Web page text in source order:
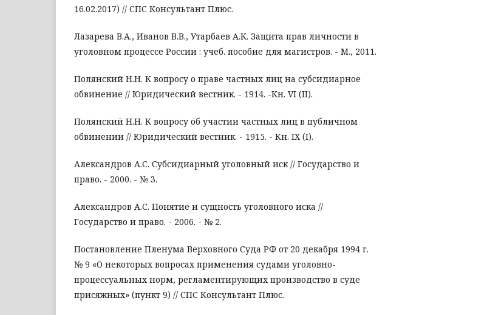
16.02.2017) // СПС Консультант Плюс.
Лазарева В.А., Иванов В.В., Утарбаев А.К. Защита прав личности в
уголовном процессе России : учеб. пособие для магистров. - М., 2011.
Полянский Н.Н. К вопросу о праве частных лиц на субсидиарное
обвинение // Юридический вестник. - 1914. -Кн. VI (II).
Полянский Н.Н. К вопросу об участии частных лиц в публичном
обвинении // Юридический вестник. - 1915. - Кн. IX (I).
Александров А.С. Субсидиарный уголовный иск // Государство и
право. - 2000. - № 3.
Александров А.С. Понятие и сущность уголовного иска //
Государство и право. - 2006. - № 2.
Постановление Пленума Верховного Суда РФ от 20 декабря 1994 г.
№ 9 «О некоторых вопросах применения судами уголовно-
процессуальных норм, регламентирующих производство в суде
присяжных» (пункт 9) // СПС Консультант Плюс.